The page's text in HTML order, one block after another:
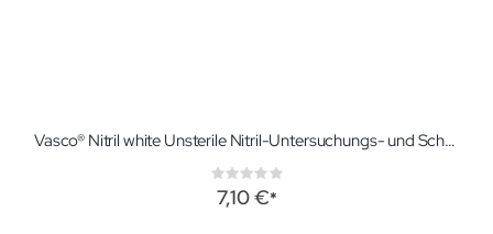
Vasco® Nitril white Unsterile Nitril-Untersuchungs- und Schutzhandschuhe
Rating:
0%
7,10 €